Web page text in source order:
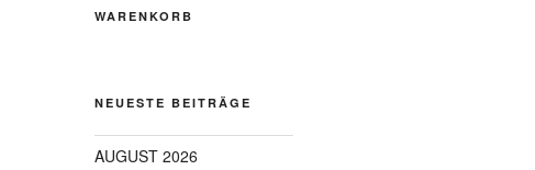
WARENKORB
NEUESTE BEITRÄGE
AUGUST 2026